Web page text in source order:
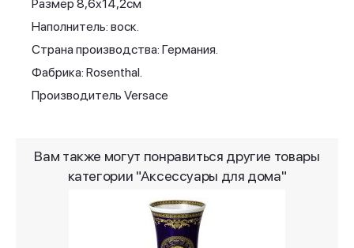
Размер 8,6x14,2см
Наполнитель: воск.
Страна производства: Германия.
Фабрика: Rosenthal.
Производитель Versace
Вам также могут понравиться другие товары
категории "Аксессуары для дома"